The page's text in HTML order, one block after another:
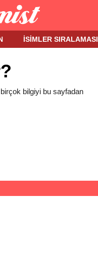
İSIMLER SIRALAMASI
bilgiyi bu sayfadan